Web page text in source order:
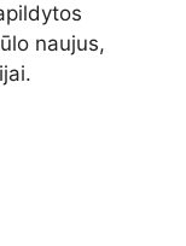
naujus,